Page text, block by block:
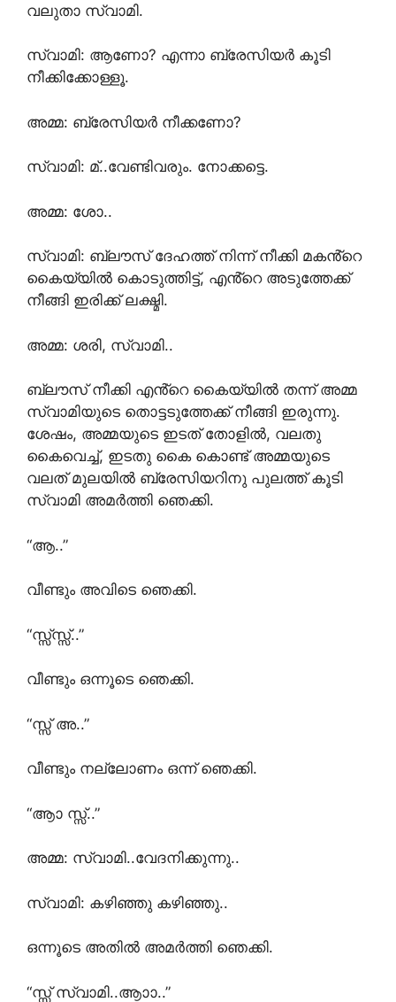
വലുതാ സ്വാമി.
സ്വാമി: ആണോ? എന്നാ ബ്രേസിയർ കൂടി
നീക്കിക്കോള്ളൂ.
അമ്മ: ബ്രേസിയർ നീക്കണോ?
സ്വാമി: മ്..വേണ്ടിവരും. നോക്കട്ടെ.
അമ്മ: ശോ..
സ്വാമി: ബ്ലൗസ് ദേഹത്ത് നിന്ന് നീക്കി മകൻ്റെ
കൈയ്യിൽ കൊടുത്തിട്ട്, എൻ്റെ അടുത്തേക്ക്
നീങ്ങി ഇരിക്ക് ലക്ഷ്മി.
അമ്മ: ശരി, സ്വാമി..
ബ്ലൗസ് നീക്കി എൻ്റെ കൈയ്യിൽ തന്ന് അമ്മ
സ്വാമിയുടെ തൊട്ടടുത്തേക്ക് നീങ്ങി ഇരുന്നു.
ശേഷം, അമ്മയുടെ ഇടത് തോളിൽ, വലതു
കൈവെച്ച്, ഇടതു കൈ കൊണ്ട് അമ്മയുടെ
വലത് മുലയിൽ ബ്രേസിയറിനു പുലത്ത് കൂടി
സ്വാമി അമർത്തി ഞെക്കി.
“ആ..”
വീണ്ടും അവിടെ ഞെക്കി.
“സ്സ്സ്സ്..”
വീണ്ടും ഒന്നൂടെ ഞെക്കി.
“സ്സ് അ..”
വീണ്ടും നല്ലോണം ഒന്ന് ഞെക്കി.
“ആാ സ്സ്..”
അമ്മ: സ്വാമി..വേദനിക്കുന്നു..
സ്വാമി: കഴിഞ്ഞു കഴിഞ്ഞു..
ഒന്നൂടെ അതിൽ അമർത്തി ഞെക്കി.
“സ്സ് സ്വാമി..ആാാ..”